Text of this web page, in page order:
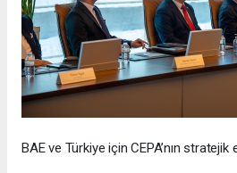
BAE ve Türkiye için CEPA’nın